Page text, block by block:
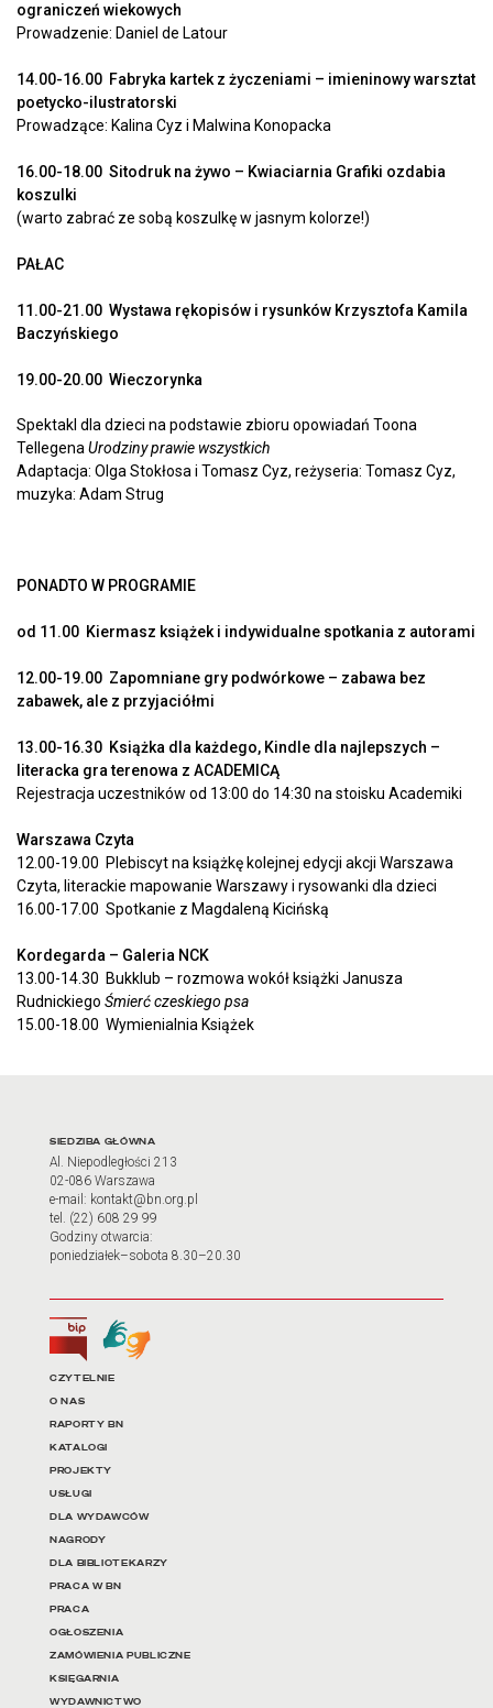
ograniczeń wiekowych
Prowadzenie: Daniel de Latour
14.00-16.00 Fabryka kartek z życzeniami – imieninowy warsztat
poetycko-ilustratorski
Prowadzące: Kalina Cyz i Malwina Konopacka
16.00-18.00 Sitodruk na żywo – Kwiaciarnia Grafiki ozdabia
koszulki
(warto zabrać ze sobą koszulkę w jasnym kolorze!)
PAŁAC
11.00-21.00 Wystawa rękopisów i rysunków Krzysztofa Kamila
Baczyńskiego
19.00-20.00 Wieczorynka
Spektakl dla dzieci na podstawie zbioru opowiadań Toona
Tellegena Urodziny prawie wszystkich
Adaptacja: Olga Stokłosa i Tomasz Cyz, reżyseria: Tomasz Cyz,
muzyka: Adam Strug
PONADTO W PROGRAMIE
od 11.00 Kiermasz książek i indywidualne spotkania z autorami
12.00-19.00 Zapomniane gry podwórkowe – zabawa bez
zabawek, ale z przyjaciółmi
13.00-16.30 Książka dla każdego, Kindle dla najlepszych –
literacka gra terenowa z ACADEMICĄ
Rejestracja uczestników od 13:00 do 14:30 na stoisku Academiki
Warszawa Czyta
12.00-19.00 Plebiscyt na książkę kolejnej edycji akcji Warszawa
Czyta, literackie mapowanie Warszawy i rysowanki dla dzieci
16.00-17.00 Spotkanie z Magdaleną Kicińską
Kordegarda – Galeria NCK
13.00-14.30 Bukklub – rozmowa wokół książki Janusza
Rudnickiego Śmierć czeskiego psa
15.00-18.00 Wymienialnia Książek
Adres oraz godziny
SIEDZIBA GŁÓWNA
Al. Niepodległości 213
02-086 Warszawa
e-mail: kontakt@bn.org.pl
tel. (22) 608 29 99
Godziny otwarcia:
poniedziałek–sobota 8.30–20.30
Biuletyn Informacji Publicznej
Tłumacz języka migowego
Linki do najważniejszych
CZYTELNIE
O NAS
RAPORTY BN
KATALOGI
PROJEKTY
USŁUGI
DLA WYDAWCÓW
NAGRODY
DLA BIBLIOTEKARZY
PRACA W BN
PRACA
OGŁOSZENIA
ZAMÓWIENIA PUBLICZNE
KSIĘGARNIA
WYDAWNICTWO